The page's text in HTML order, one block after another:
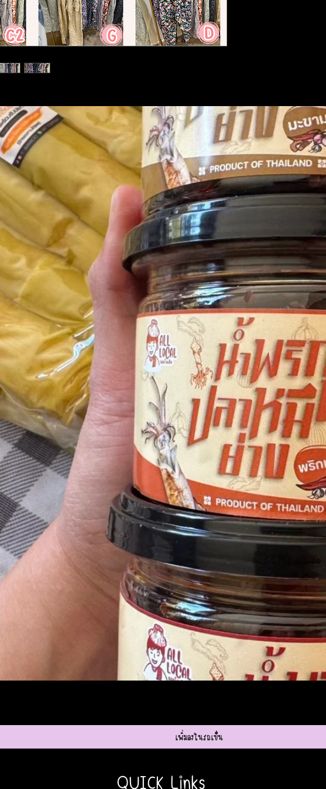
เพิ่มลงในรถเข็น
QUICK Links